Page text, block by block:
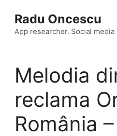
content
Radu Oncescu
App researcher. Social
Melodia
reclama
România